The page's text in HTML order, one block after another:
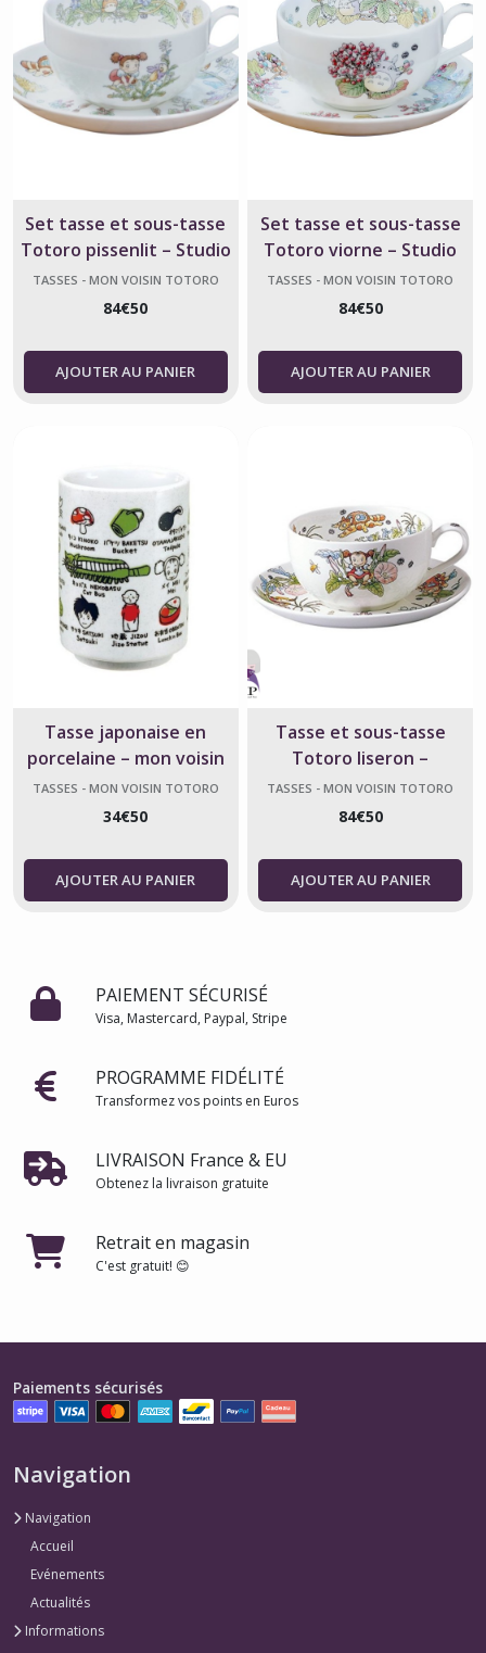
Set tasse et sous-tasse
Totoro pissenlit – Studio
Ghibli
TASSES - MON VOISIN TOTORO
84€50
AJOUTER AU PANIER
Set tasse et sous-tasse
Totoro viorne – Studio
Ghibli
TASSES - MON VOISIN TOTORO
84€50
AJOUTER AU PANIER
Tasse japonaise en
porcelaine – mon voisin
Totoro
TASSES - MON VOISIN TOTORO
34€50
AJOUTER AU PANIER
Tasse et sous-tasse
Totoro liseron –
Porcelaine japonaise
TASSES - MON VOISIN TOTORO
84€50
AJOUTER AU PANIER
PAIEMENT SÉCURISÉ
Visa, Mastercard, Paypal, Stripe
PROGRAMME FIDÉLITÉ
Transformez vos points en Euros
LIVRAISON France & EU
Obtenez la livraison gratuite
Retrait en magasin
C'est gratuit! 😊
Paiements sécurisés
Navigation
Navigation
Accueil
Evénements
Actualités
Informations